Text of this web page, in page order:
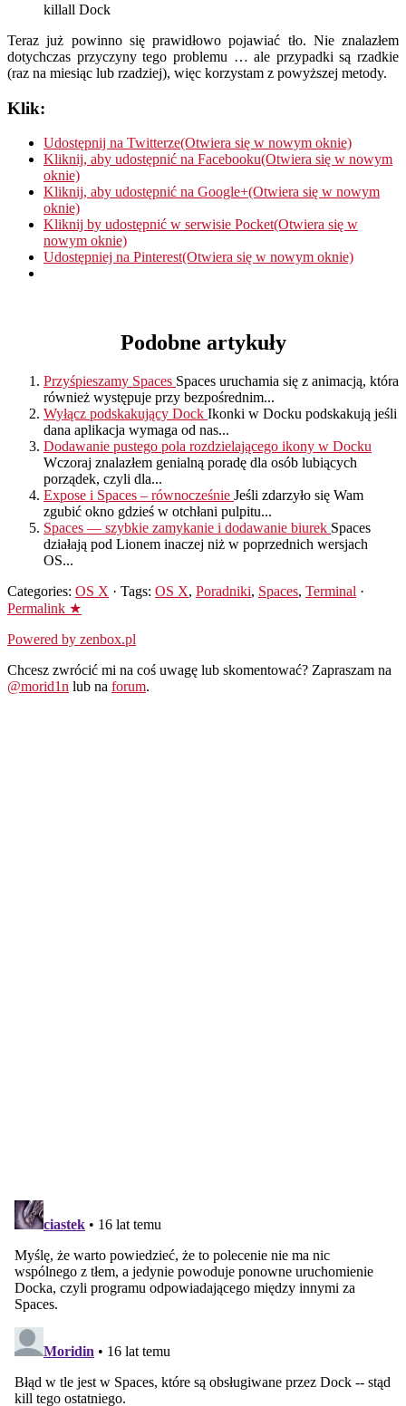
killall Dock
Teraz już powinno się prawidłowo pojawiać tło. Nie znalazłem
dotychczas przyczyny tego problemu … ale przypadki są rzadkie
(raz na miesiąc lub rzadziej), więc korzystam z powyższej metody.
Klik:
Udostępnij na Twitterze(Otwiera się w nowym oknie)
Kliknij, aby udostępnić na Facebooku(Otwiera się w nowym
oknie)
Kliknij, aby udostępnić na Google+(Otwiera się w nowym
oknie)
Kliknij by udostępnić w serwisie Pocket(Otwiera się w
nowym oknie)
Udostępniej na Pinterest(Otwiera się w nowym oknie)
Podobne artykuły
Przyśpieszamy Spaces Spaces uruchamia się z animacją, która
również występuje przy bezpośrednim...
Wyłącz podskakujący Dock Ikonki w Docku podskakują jeśli
dana aplikacja wymaga od nas...
Dodawanie pustego pola rozdzielającego ikony w Docku
Wczoraj znalazłem genialną poradę dla osób lubiących
porządek, czyli dla...
Expose i Spaces – równocześnie Jeśli zdarzyło się Wam
zgubić okno gdzieś w otchłani pulpitu...
Spaces — szybkie zamykanie i dodawanie biurek Spaces
działają pod Lionem inaczej niż w poprzednich wersjach
OS...
Categories: OS X · Tags: OS X, Poradniki, Spaces, Terminal ·
Permalink ★
Powered by zenbox.pl
Chcesz zwrócić mi na coś uwagę lub skomentować? Zapraszam na
@morid1n lub na forum.